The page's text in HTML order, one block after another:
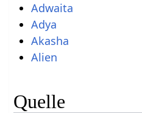
Adwaita
Adya
Akasha
Alien
Quelle